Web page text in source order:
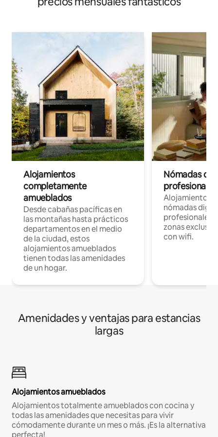
Alojamientos
completamente
amueblados
Desde cabañas pacíficas en
las montañas hasta prácticos
departamentos en el medio
de la ciudad, estos
alojamientos amueblados
tienen todas las amenidades
de un hogar.
Nómadas
Alojamientos
nómadas
profesionales
zonas
con wifi.
Amenidades y ventajas para estancias
largas
Alojamientos amueblados
Alojamientos totalmente amueblados con cocina y
todas las amenidades que necesitas para vivir
cómodamente durante un mes o más. ¡Es la alternativa
perfecta!